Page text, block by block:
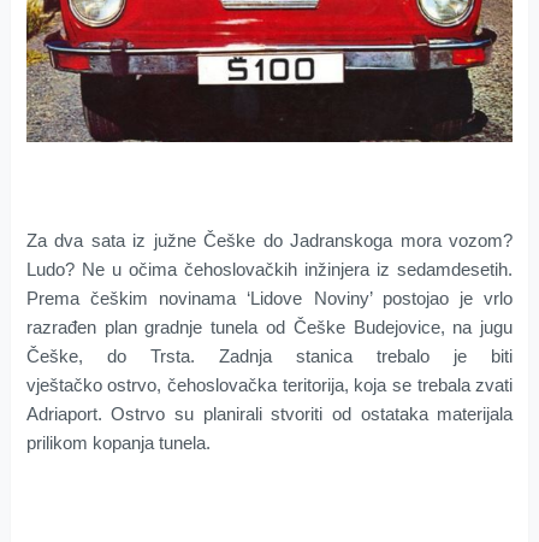
Za dva sata iz južne Češke do Jadranskoga mora vozom?
Ludo? Ne u očima čehoslovačkih inžinjera iz sedamdesetih.
Prema češkim novinama ‘Lidove Noviny’ postojao je vrlo
razrađen plan gradnje tunela od Češke Budejovice, na jugu
Češke, do Trsta. Zadnja stanica trebalo je biti
vještačko ostrvo, čehoslovačka teritorija, koja se trebala zvati
Adriaport. Ostrvo su planirali stvoriti od ostataka materijala
prilikom kopanja tunela.